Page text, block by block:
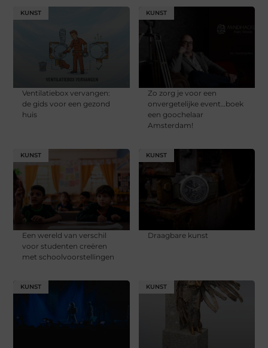
KUNST
Ventilatiebox vervangen:
de gids voor een gezond
huis
KUNST
Zo zorg je voor een
onvergetelijke event…boek
een goochelaar
Amsterdam!
KUNST
Een wereld van verschil
voor studenten creëren
met schoolvoorstellingen
KUNST
Draagbare kunst
KUNST KUNST